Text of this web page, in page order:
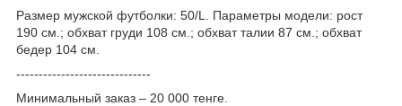
Размер мужской футболки: 50/L. Параметры модели: рост
190 см.; обхват груди 108 см.; обхват талии 87 см.; обхват
бедер 104 см.
------------------------------
Минимальный заказ – 20 000 тенге.